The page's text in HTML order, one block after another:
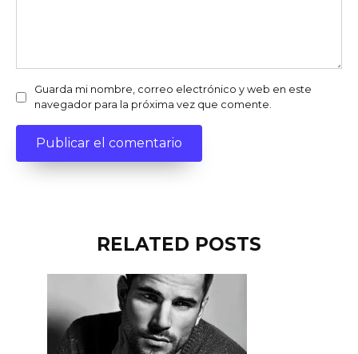
Guarda mi nombre, correo electrónico y web en este
navegador para la próxima vez que comente.
RELATED POSTS